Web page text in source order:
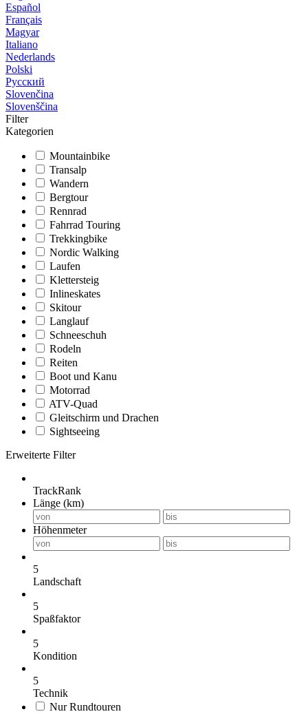
Español
Français
Magyar
Italiano
Nederlands
Polski
Русский
Slovenčina
Slovenščina
Filter
Kategorien
Mountainbike
Transalp
Wandern
Bergtour
Rennrad
Fahrrad Touring
Trekkingbike
Nordic Walking
Laufen
Klettersteig
Inlineskates
Skitour
Langlauf
Schneeschuh
Rodeln
Reiten
Boot und Kanu
Motorrad
ATV-Quad
Gleitschirm und Drachen
Sightseeing
Erweiterte Filter
TrackRank
Länge (km)
Höhenmeter
5
Landschaft
5
Spaßfaktor
5
Kondition
5
Technik
Nur Rundtouren